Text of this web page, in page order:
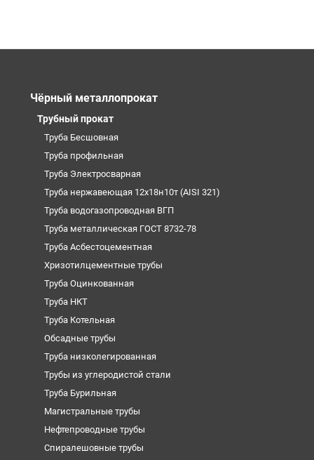
Чёрный металлопрокат
Трубный прокат
Труба Бесшовная
Труба профильная
Труба Электросварная
Труба нержавеющая 12х18н10т (AISI 321)
Труба водогазопроводная ВГП
Труба металлическая ГОСТ 8732-78
Труба Асбестоцементная
Хризотилцементные трубы
Труба Оцинкованная
Труба НКТ
Труба Котельная
Обсадные трубы
Труба низколегированная
Трубы из углеродистой стали
Труба Бурильная
Магистральные трубы
Нефтепроводные трубы
Спиралешовные трубы